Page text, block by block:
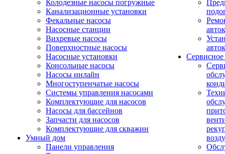
Колодезные насосы погружные
Канализационные установки
Фекальные насосы
Насосные станции
Вихревые насосы
Поверхностные насосы
Насосные установки
Консольные насосы
Насосы инлайн
Многоступенчатые насосы
Системы управления насосами
Комплектующие для насосов
Насосы для бассейнов
Запчасти для насосов
Комплектующие для скважин
Умный дом
Панели управления